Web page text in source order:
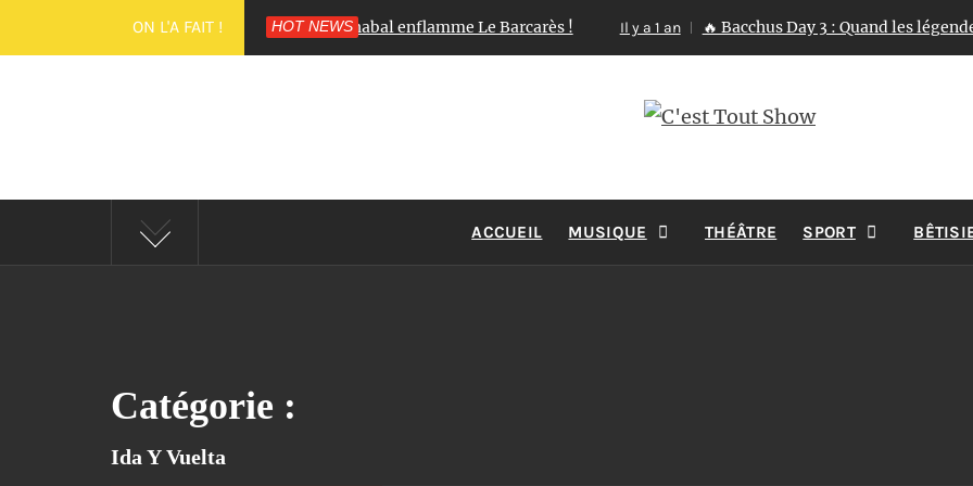
ON L'A FAIT ! HOT NEWS
Miss Roussillon 2025 : Déborah Adelin Chabal enflamme Le Barcarès ! Il y a 1 an 🔥 Bacchus Day 3 : Quand les légendes
C'EST TOUT
Reportages Spectacles Concerts Théâtre Danse
ACCUEIL MUSIQUE THÉÂTRE SPORT
Catégorie :
Ida Y Vuelta